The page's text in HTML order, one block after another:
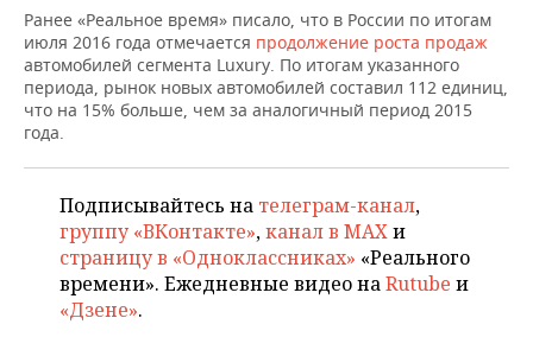
ОПК
ЭНЕРГЕТИКА
УСЛУГИ
МЕДИА
ТЕЛЕКОММУНИКАЦИИ
ВЫЕЗДНАЯ РЕДАКЦИЯ
БИЗНЕС-БРАНЧИ
ОТКРЫТАЯ ЛЕКЦИЯ
НОВОСТИ СПОРТА
ФУТБОЛ
БАСКЕТБОЛ
ВОЛЕЙБОЛ
КИБЕРСПОРТ
ОБЩЕСТВО
НОВОСТИ ОБЩЕСТВА
ИНФРАСТРУКТУРА
ИСТОРИЯ
КУЛЬТУРА
ФОТОГАЛЕРЕЯ
СПРАВОЧНИК
СПИСОК ПЕРСОН
СПИСОК КОМПАНИЙ
ПОЛНАЯ ВЕРСИЯ
Ранее «Реальное время» писало, что в России по итогам
июля 2016 года отмечается продолжение роста продаж
автомобилей сегмента Luxury. По итогам указанного
периода, рынок новых автомобилей составил 112 единиц,
что на 15% больше, чем за аналогичный период 2015
года.
Подписывайтесь на телеграм-канал,
группу «ВКонтакте»,канал в MAXи
страницу в «Одноклассниках» «Реального
времени». Ежедневные видео наRutube и
«Дзене».